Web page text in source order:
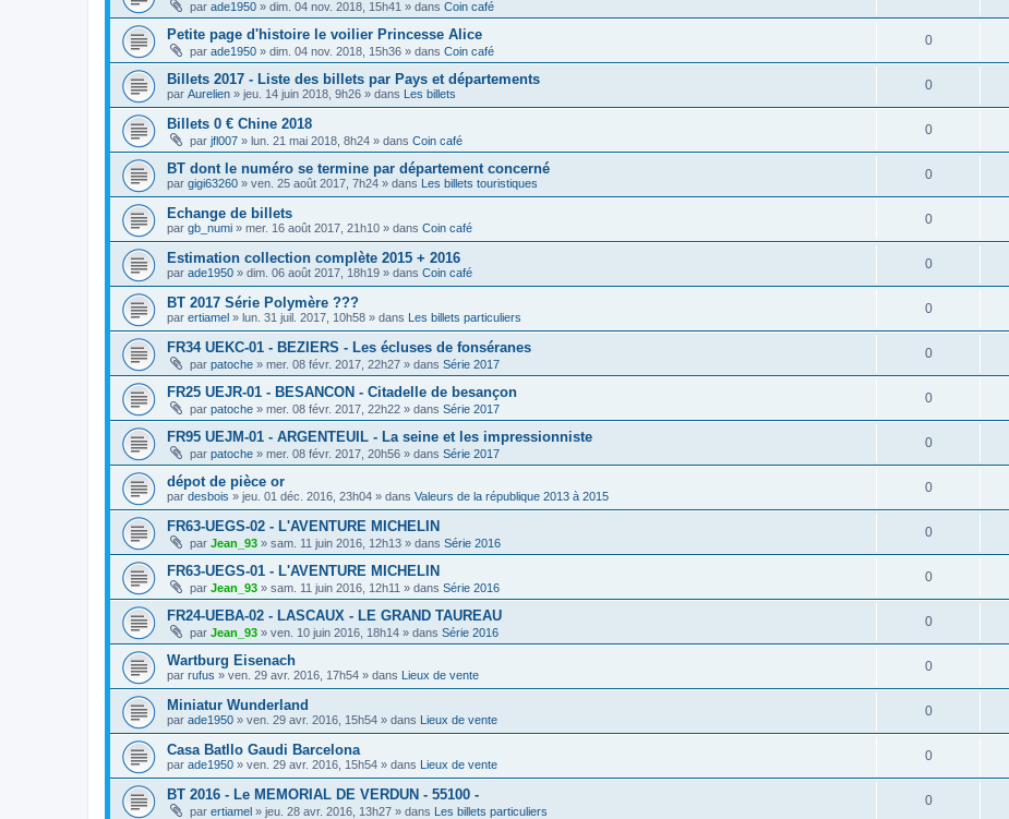
par ade1950 » dim. 04 nov. 2018, 15h41 » dans Coin café
Petite page d'histoire le voilier Princesse Alice
par ade1950 » dim. 04 nov. 2018, 15h36 » dans Coin café
0
Billets 2017 - Liste des billets par Pays et départements
par Aurelien » jeu. 14 juin 2018, 9h26 » dans Les billets
0
Billets 0 € Chine 2018
par jfl007 » lun. 21 mai 2018, 8h24 » dans Coin café
0
BT dont le numéro se termine par département concerné
par gigi63260 » ven. 25 août 2017, 7h24 » dans Les billets touristiques
0
Echange de billets
par gb_numi » mer. 16 août 2017, 21h10 » dans Coin café
0
Estimation collection complète 2015 + 2016
par ade1950 » dim. 06 août 2017, 18h19 » dans Coin café
0
BT 2017 Série Polymère ???
par ertiamel » lun. 31 juil. 2017, 10h58 » dans Les billets particuliers
0
FR34 UEKC-01 - BEZIERS - Les écluses de fonséranes
par patoche » mer. 08 févr. 2017, 22h27 » dans Série 2017
0
FR25 UEJR-01 - BESANCON - Citadelle de besançon
par patoche » mer. 08 févr. 2017, 22h22 » dans Série 2017
0
FR95 UEJM-01 - ARGENTEUIL - La seine et les impressionniste
par patoche » mer. 08 févr. 2017, 20h56 » dans Série 2017
0
dépot de pièce or
par desbois » jeu. 01 déc. 2016, 23h04 » dans Valeurs de la république 2013 à 2015
0
FR63-UEGS-02 - L'AVENTURE MICHELIN
par Jean_93 » sam. 11 juin 2016, 12h13 » dans Série 2016
0
FR63-UEGS-01 - L'AVENTURE MICHELIN
par Jean_93 » sam. 11 juin 2016, 12h11 » dans Série 2016
0
FR24-UEBA-02 - LASCAUX - LE GRAND TAUREAU
par Jean_93 » ven. 10 juin 2016, 18h14 » dans Série 2016
0
Wartburg Eisenach
par rufus » ven. 29 avr. 2016, 17h54 » dans Lieux de vente
0
Miniatur Wunderland
par ade1950 » ven. 29 avr. 2016, 15h54 » dans Lieux de vente
0
Casa Batllo Gaudi Barcelona
par ade1950 » ven. 29 avr. 2016, 15h54 » dans Lieux de vente
0
BT 2016 - Le MEMORIAL DE VERDUN - 55100 -
par ertiamel » jeu. 28 avr. 2016, 13h27 » dans Les billets particuliers
0